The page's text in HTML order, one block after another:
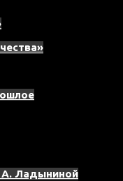
А. Ладыниной